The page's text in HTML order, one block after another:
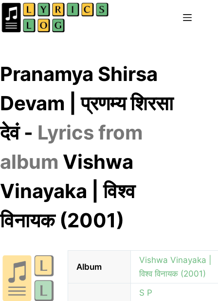
Skip
to
Pranamya Shirsa
Devam | प्रणम्य शिरसा
देवं - Lyrics from
album Vishwa
Vinayaka | विश्व
विनायक (2001)
Album
Vishwa Vinayaka |
विश्व विनायक (2001)
S P